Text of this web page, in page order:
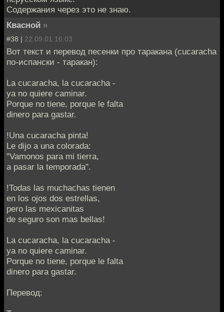
Содержания через это не знаю.
Квасной »
#38 | 22.09.01 16:03
Вот текст и перевод песенки про таракана (cucaracha
по-испански - таракан):
La cucaracha, la cucaracha -
ya no quiere caminar.
Porque no tiene, porque le falta
dinero para gastar.
!Una cucaracha pinta!
Le dijo a una colorada:
"Vamonos para mi tierra,
a pasar la temporada".
!Todas las muchachas tienen
en los ojos dos estrellas,
pero las mexicanitas
de seguro son mas bellas!
La cucaracha, la cucaracha -
ya no quiere caminar.
Porque no tiene, porque le falta
dinero para gastar.
Перевод: